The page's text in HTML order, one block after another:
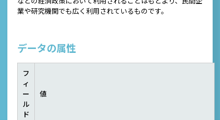
業や研究機関でも広く利用されているものです。
データの属性
フ
ィ
ー
ル
ド
値